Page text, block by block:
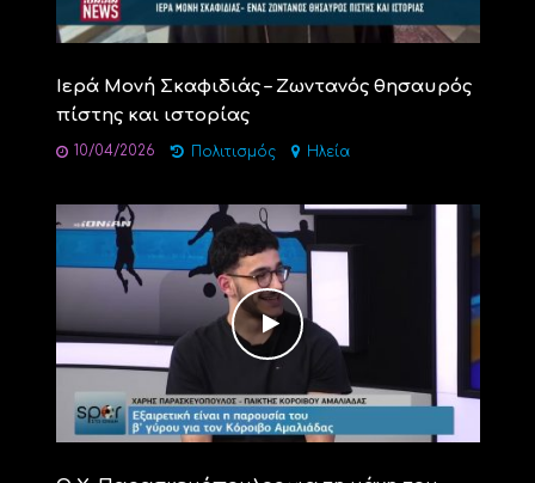
Ιερά Μονή Σκαφιδιάς – Ζωντανός θησαυρός
πίστης και ιστορίας
10/04/2026 Πολιτισμός Ηλεία